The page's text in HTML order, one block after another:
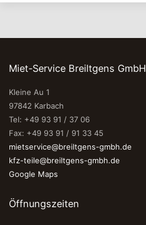
Miet-Service Breiltgens GmbH
Kleine Au 1
97842 Karbach
Tel: +49 93 91 / 37 06
Fax: +49 93 91 / 91 33 45
mietservice@breiltgens-gmbh.de
kfz-teile@breiltgens-gmbh.de
Google Maps
Öffnungszeiten